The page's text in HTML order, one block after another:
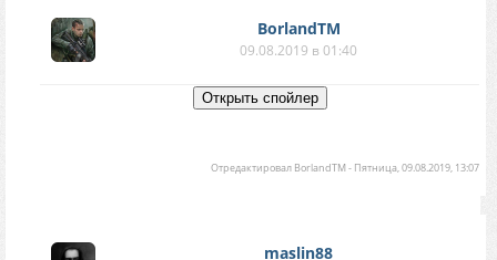
BorlandTM
09.08.2019 в 01:40
Отредактировал BorlandTM- Пятница, 09.08.2019, 13:07
maslin88